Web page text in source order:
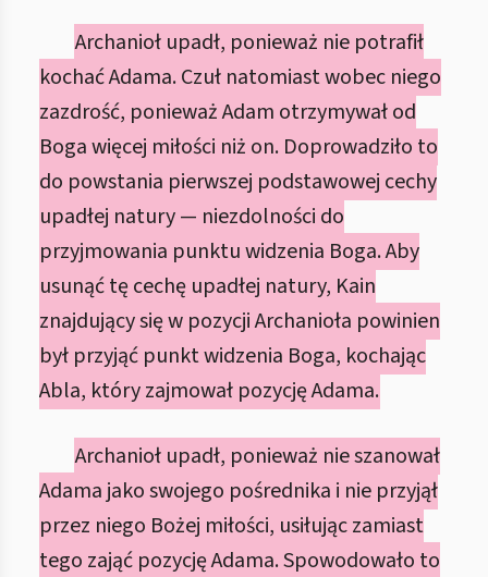
Archanioł upadł, ponieważ nie potrafił
kochać Adama. Czuł natomiast wobec niego
zazdrość, ponieważ Adam otrzymywał od
Boga więcej miłości niż on. Doprowadziło to
do powstania pierwszej podstawowej cechy
upadłej natury — niezdolności do
przyjmowania punktu widzenia Boga. Aby
usunąć tę cechę upadłej natury, Kain
znajdujący się w pozycji Archanioła powinien
był przyjąć punkt widzenia Boga, kochając
Abla, który zajmował pozycję Adama.
Archanioł upadł, ponieważ nie szanował
Adama jako swojego pośrednika i nie przyjął
przez niego Bożej miłości, usiłując zamiast
tego zająć pozycję Adama. Spowodowało to